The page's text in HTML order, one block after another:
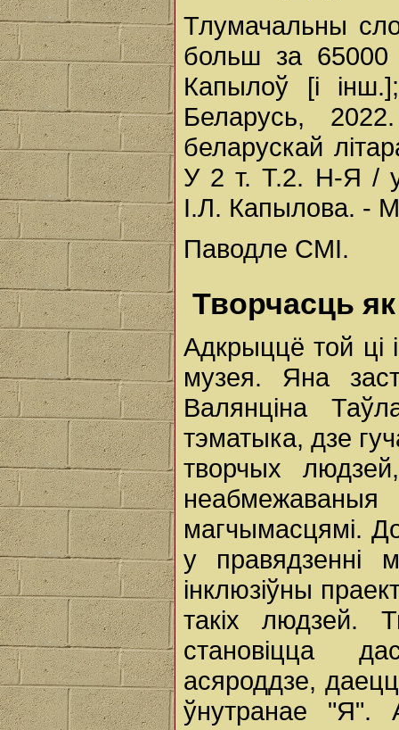
Тлумачальны
больш за
Капылоў [і
Беларусь,
беларускай
У 2 т. Т.2. Н-Я /
І.Л. Капылова. -
Паводле СМІ.
Творчасць
Адкрыццё той ці
музея. Яна
Валянціна
тэматыка, дзе
творчых
магчымасцямі.
у правядзенні
інклюзіўны
такіх людзей.
становіцца
асяроддзе,
ўнутранае "Я".